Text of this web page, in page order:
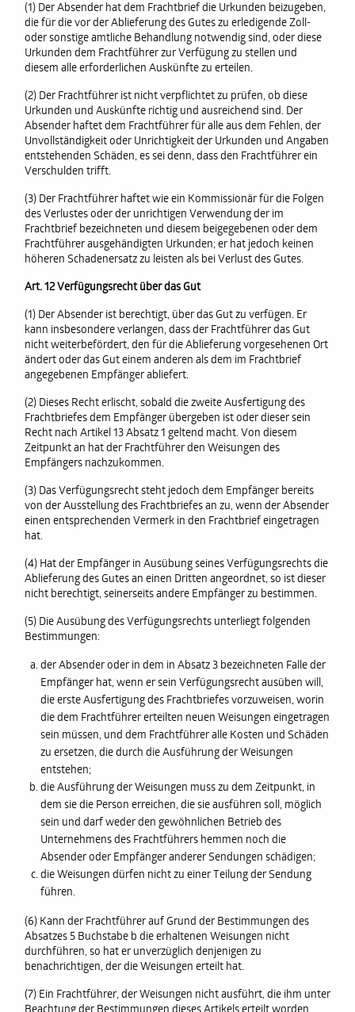
(1) Der Absender hat dem Frachtbrief die Urkunden beizugeben,
die für die vor der Ablieferung des Gutes zu erledigende Zoll-
oder sonstige amtliche Behandlung notwendig sind, oder diese
Urkunden dem Frachtführer zur Verfügung zu stellen und
diesem alle erforderlichen Auskünfte zu erteilen.
(2) Der Frachtführer ist nicht verpflichtet zu prüfen, ob diese
Urkunden und Auskünfte richtig und ausreichend sind. Der
Absender haftet dem Frachtführer für alle aus dem Fehlen, der
Unvollständigkeit oder Unrichtigkeit der Urkunden und Angaben
entstehenden Schäden, es sei denn, dass den Frachtführer ein
Verschulden trifft.
(3) Der Frachtführer haftet wie ein Kommissionär für die Folgen
des Verlustes oder der unrichtigen Verwendung der im
Frachtbrief bezeichneten und diesem beigegebenen oder dem
Frachtführer ausgehändigten Urkunden; er hat jedoch keinen
höheren Schadenersatz zu leisten als bei Verlust des Gutes.
Art. 12 Verfügungsrecht über das Gut
(1) Der Absender ist berechtigt, über das Gut zu verfügen. Er
kann insbesondere verlangen, dass der Frachtführer das Gut
nicht weiterbefördert, den für die Ablieferung vorgesehenen Ort
ändert oder das Gut einem anderen als dem im Frachtbrief
angegebenen Empfänger abliefert.
(2) Dieses Recht erlischt, sobald die zweite Ausfertigung des
Frachtbriefes dem Empfänger übergeben ist oder dieser sein
Recht nach Artikel 13 Absatz 1 geltend macht. Von diesem
Zeitpunkt an hat der Frachtführer den Weisungen des
Empfängers nachzukommen.
(3) Das Verfügungsrecht steht jedoch dem Empfänger bereits
von der Ausstellung des Frachtbriefes an zu, wenn der Absender
einen entsprechenden Vermerk in den Frachtbrief eingetragen
hat.
(4) Hat der Empfänger in Ausübung seines Verfügungsrechts die
Ablieferung des Gutes an einen Dritten angeordnet, so ist dieser
nicht berechtigt, seinerseits andere Empfänger zu bestimmen.
(5) Die Ausübung des Verfügungsrechts unterliegt folgenden
Bestimmungen:
der Absender oder in dem in Absatz 3 bezeichneten Falle der
Empfänger hat, wenn er sein Verfügungsrecht ausüben will,
die erste Ausfertigung des Frachtbriefes vorzuweisen, worin
die dem Frachtführer erteilten neuen Weisungen eingetragen
sein müssen, und dem Frachtführer alle Kosten und Schäden
zu ersetzen, die durch die Ausführung der Weisungen
entstehen;
die Ausführung der Weisungen muss zu dem Zeitpunkt, in
dem sie die Person erreichen, die sie ausführen soll, möglich
sein und darf weder den gewöhnlichen Betrieb des
Unternehmens des Frachtführers hemmen noch die
Absender oder Empfänger anderer Sendungen schädigen;
die Weisungen dürfen nicht zu einer Teilung der Sendung
führen.
(6) Kann der Frachtführer auf Grund der Bestimmungen des
Absatzes 5 Buchstabe b die erhaltenen Weisungen nicht
durchführen, so hat er unverzüglich denjenigen zu
benachrichtigen, der die Weisungen erteilt hat.
(7) Ein Frachtführer, der Weisungen nicht ausführt, die ihm unter